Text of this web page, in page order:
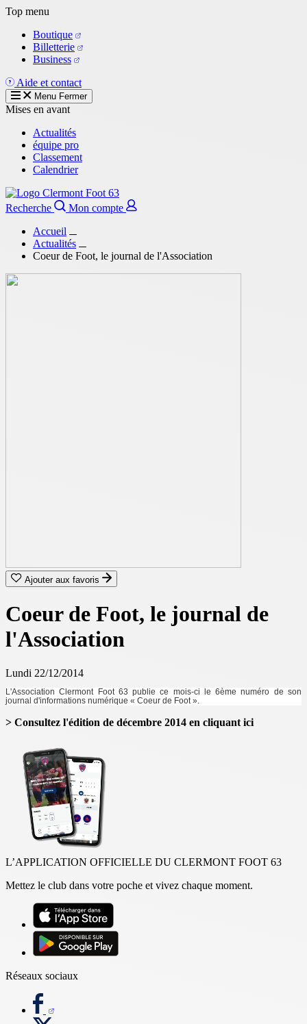
Aller
contenu
principal
Top menu
Boutique
Billetterie
Business
Aide et contact
Menu Fermer
Mises en avant
Actualités
équipe pro
Classement
Calendrier
Recherche
Mon compte
Accueil
Actualités
Coeur de Foot, le journal de l'Association
Ajouter aux favoris
Coeur de Foot, le journal de
l'Association
Lundi 22/12/2014
L'Association Clermont Foot 63 publie ce mois-ci le 6ème numéro de son
journal d'informations numérique « Coeur de Foot ».
> Consultez l'édition de décembre 2014 en cliquant ici
L’APPLICATION OFFICIELLE DU CLERMONT FOOT 63
Mettez le club dans votre poche et vivez chaque moment.
Réseaux sociaux